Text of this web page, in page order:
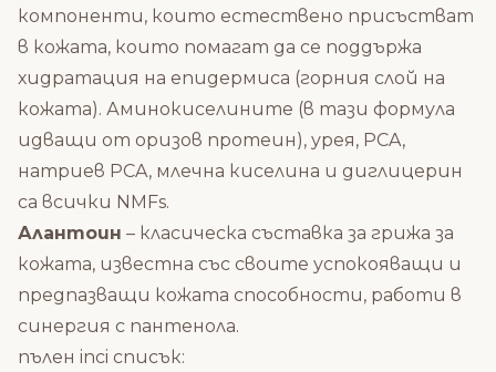
компоненти, които естествено присъстват
в кожата, които помагат да се поддържа
хидратация на епидермиса (горния слой на
кожата). Аминокиселините (в тази формула
идващи от оризов протеин), урея, PCA,
натриев PCA, млечна киселина и диглицерин
са всички NMFs.
Алантоин – класическа съставка за грижа за
кожата, известна със своите успокояващи и
предпазващи кожата способности, работи в
синергия с пантенола.
пълен inci списък: